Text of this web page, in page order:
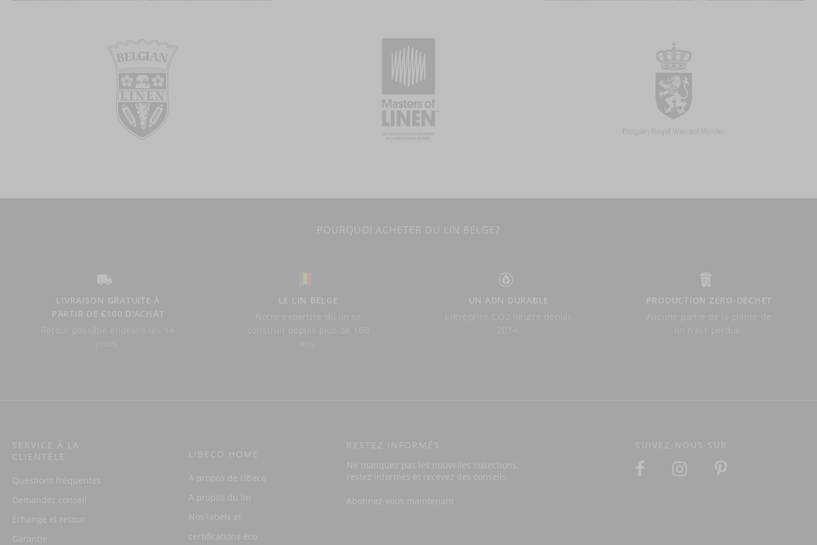
POURQUOI ACHETER DU LIN BELGE?
LIVRAISON GRATUITE À
PARTIR DE €100 D'ACHAT
LE LIN BELGE
UN ADN DURABLE
PRODUCTION ZÉRO-DÉCHET
SERVICE À LA
CLIENTÈLE
Questions fréquentes
Demandez conseil
Échange et retour
Garantie
LIBECO HOME
A propos de Libeco
A propos du lin
Nos labels et
certifications éco
RESTEZ INFORMÉS
Ne manquez pas les nouvelles collections,
restez informés et recevez des conseils.
Abonnez-vous maintenant
SUIVEZ-NOUS SUR